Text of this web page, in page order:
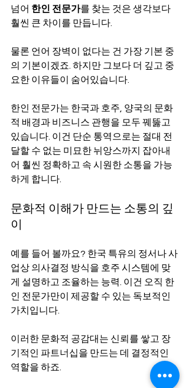
넘어 한인 전문가를 찾는 것은 생각보다
훨씬 큰 차이를 만듭니다.
물론 언어 장벽이 없다는 건 가장 기본 중
의 기본이겠죠. 하지만 그보다 더 깊고 중
요한 이유들이 숨어있습니다.
한인 전문가는 한국과 호주, 양국의 문화
적 배경과 비즈니스 관행을 모두 꿰뚫고
있습니다. 이건 단순 통역으로는 절대 전
달할 수 없는 미묘한 뉘앙스까지 잡아내
어 훨씬 정확하고 속 시원한 소통을 가능
하게 합니다.
문화적 이해가 만드는 소통의 깊
이
예를 들어 볼까요? 한국 특유의 정서나 사
업상 의사결정 방식을 호주 시스템에 맞
게 설명하고 조율하는 능력. 이건 오직 한
인 전문가만이 제공할 수 있는 독보적인
가치입니다.
이러한 문화적 공감대는 신뢰를 쌓고 장
기적인 파트너십을 만드는 데 결정적인
역할을 하죠.